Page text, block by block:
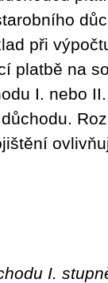
při
platbě na
I. nebo
I.